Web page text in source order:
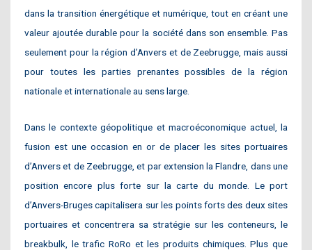
dans la transition énergétique et numérique, tout en créant une
valeur ajoutée durable pour la société dans son ensemble. Pas
seulement pour la région d’Anvers et de Zeebrugge, mais aussi
pour toutes les parties prenantes possibles de la région
nationale et internationale au sens large.
Dans le contexte géopolitique et macroéconomique actuel, la
fusion est une occasion en or de placer les sites portuaires
d’Anvers et de Zeebrugge, et par extension la Flandre, dans une
position encore plus forte sur la carte du monde. Le port
d’Anvers-Bruges capitalisera sur les points forts des deux sites
portuaires et concentrera sa stratégie sur les conteneurs, le
breakbulk, le trafic RoRo et les produits chimiques. Plus que